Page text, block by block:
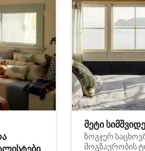
მეტი სიმშვიდე
ზოგჯერ
მოგზაურობის